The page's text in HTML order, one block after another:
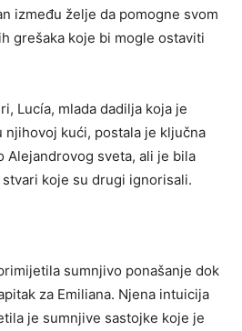
između želje da pomogne svom
grešaka koje bi mogle ostaviti
Lucía, mlada dadilja koja je
njihovoj kući, postala je ključna
Alejandrovog sveta, ali je bila
koje su drugi ignorisali.
sumnjivo ponašanje dok
za Emiliana. Njena intuicija
je sumnjive sastojke koje je